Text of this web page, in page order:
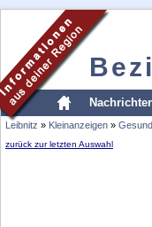
Leibnitz » Kleinanzeigen »
zurück zur letzten Auswahl